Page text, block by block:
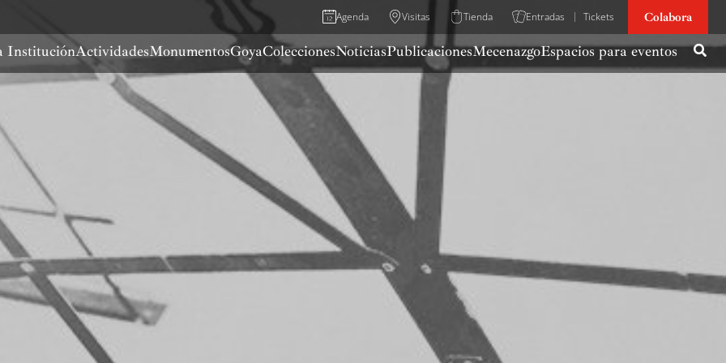
Agenda Visitas Tienda Entradas Tickets Colabora
InstituciónActividadesMonumentosGoyaColeccionesNoticiasPublicacionesMecenazgoEspacios para eventos